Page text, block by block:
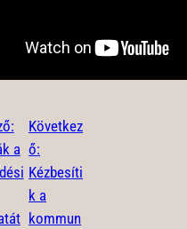
a
Következ
ő:
Kézbesíti
k a
kommun